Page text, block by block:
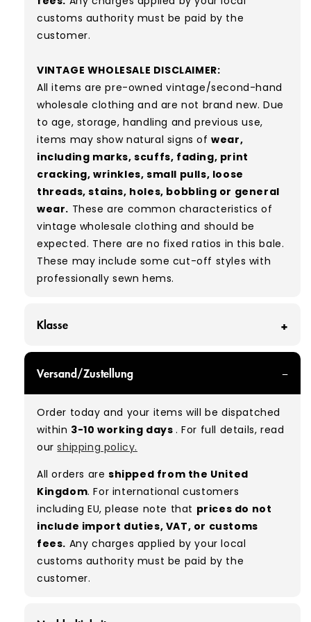
customs authority must be paid by the
customer.
VINTAGE WHOLESALE DISCLAIMER:
All items are pre-owned vintage/second-hand
wholesale clothing and are not brand new. Due
to age, storage, handling and previous use,
items may show natural signs ofwear,
including marks, scuffs, fading, print
cracking, wrinkles, small pulls, loose
threads, stains, holes, bobbling or general
wear. These are common characteristics of
vintage wholesale clothing and should be
expected. There are no fixed ratios in this bale.
These may include some cut-off styles with
professionally sewn hems.
Klasse
you can expect a mix of items in great and
good condition. Some will be defect-free, while
others will show signs of wear. There is no set
ratio between Grade A and Grade B items
included in our bales due to the nature of
used/vintage clothing.
Typical mix:A 80% B 20%(approx.)
Versand/Zustellung
Order today and your items will be dispatched
within 3-10 working days. For full details, read
ourshipping policy.
All orders are shipped from the United
Kingdom. For international customers
including EU, please note that prices do not
include import duties, VAT, or customs
fees. Any charges applied by your local
customs authority must be paid by the
customer.